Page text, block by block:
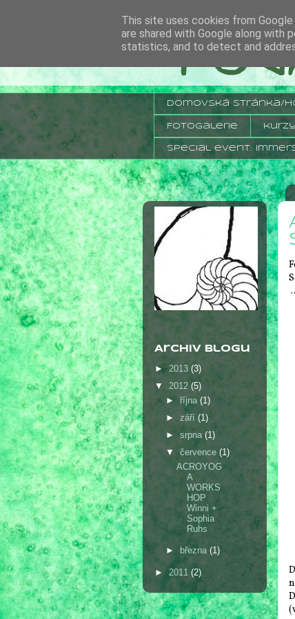
domovská stránka/
Fotogalerie kurzy
Special event:
Archiv blogu
► 2013 (3)
▼ 2012 (5)
► října (1)
► září (1)
► srpna (1)
▼ července (1)
ACROYOG
A
WORKS
HOP
Winni +
Sophia
Ruhs
► března (1)
► 2011 (2)
This site uses cookies from
are shared with Google along with
statistics, and to detect and